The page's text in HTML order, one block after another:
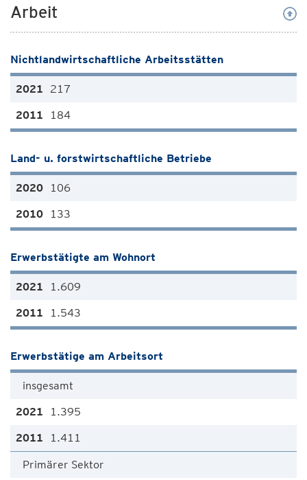
Arbeit
Nichtlandwirtschaftliche Arbeitsstätten
217
184
Land- u. forstwirtschaftliche Betriebe
106
133
Erwerbstätigte am Wohnort
1.609
1.543
Erwerbstätige am Arbeitsort
insgesamt
1.395
1.411
Primärer Sektor